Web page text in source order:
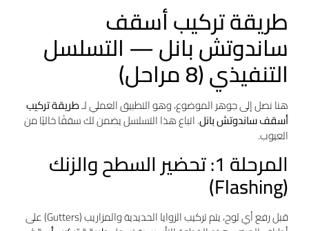
طريقة تركيب أسقف
ساندوتش بانل — التسلسل
التنفيذي (8 مراحل)
هنا نصل إلى جوهر الموضوع، وهو التطبيق العملي لـطريقة تركيب
أسقف ساندوتش بانل. اتباع هذا التسلسل يضمن لك سقفًا خاليًا من
العيوب.
المرحلة 1: تحضير السطح والزنك
(Flashing)
قبل رفع أي لوح، يتم تركيب الزوايا الحديدية والمزاريب (Gutters) على